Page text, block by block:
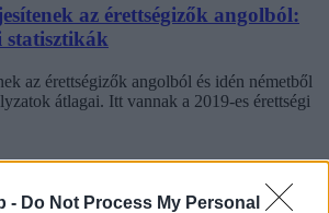
- Do Not Process My Personal
az érettségizők angolból:
statisztikák
az érettségizők angolból és idén németből
átlagai. Itt vannak a 2019-es érettségi